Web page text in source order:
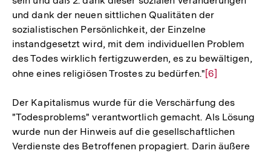
und dank der neuen sittlichen Qualitäten der
sozialistischen Persönlichkeit, der Einzelne
instandgesetzt wird, mit dem individuellen Problem
des Todes wirklich fertigzuwerden, es zu bewältigen,
ohne eines religiösen Trostes zu bedürfen."Zur
der
Fußnote
[6]
Der Kapitalismus wurde für die Verschärfung des
"Todesproblems" verantwortlich gemacht. Als Lösung
wurde nun der Hinweis auf die gesellschaftlichen
Verdienste des Betroffenen propagiert. Darin äußere